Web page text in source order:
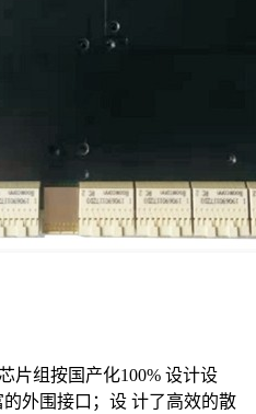
片组按国产化100% 设计设
外围接口；设 计了高效的散